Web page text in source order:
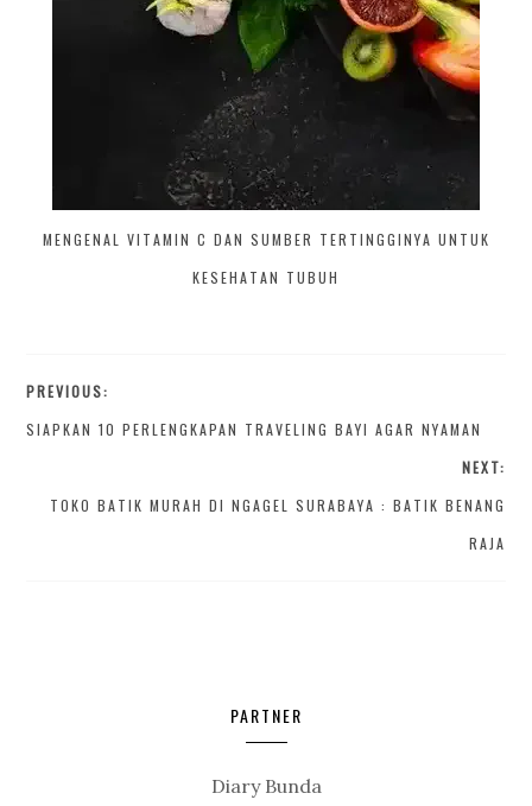
MENGENAL VITAMIN C DAN SUMBER TERTINGGINYA UNTUK
KESEHATAN TUBUH
PREVIOUS:
SIAPKAN 10 PERLENGKAPAN TRAVELING BAYI AGAR NYAMAN
NEXT:
TOKO BATIK MURAH DI NGAGEL SURABAYA : BATIK BENANG
RAJA
PARTNER
Diary Bunda